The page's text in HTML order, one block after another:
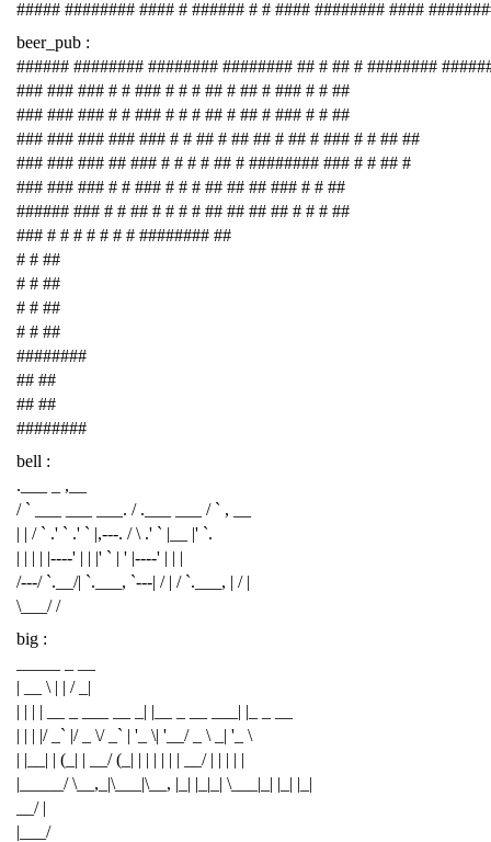
##### ######## #### # ###### # # #### ######## ####
beer_pub :
###### ######## ######## ######## ## # ## # ########
### ### ### # # ### # # # ## # ## # ### # # ##
### ### ### # # ### # # # ## # ## # ### # # ##
### ### ### ### ### # # ## # ## ## # ## # ### # # ## ##
### ### ### ## ### # # # # ## # ######## ### # # ## #
### ### ### # # ### # # # ## ## ## ### # # ##
###### ### # # ## # # # # ## ## ## ## # # # ##
### # # # # # # # ######## ##
# # ##
# # ##
# # ##
# # ##
########
## ##
## ##
########
bell :
.___ _ ,__
/ ` ___ ___ ___. / .___ ___ / ` , __
| | / ` .' ` .' ` |,---. / \ .' ` |__ |' `.
| | | | |----' | | |' ` | ' |----' | | |
/---/ `.__/| `.___, `---| / | / `.___, | / |
\___/ /
big :
| __ \ | | / _|
| | | | __ _ ___ __ _| |__ _ __ ___| |_ _ __
| | | |/ _` |/ _ \/ _` | '_ \| '__/ _ \ _| '_ \
| |__| | (_| | __/ (_| | | | | | | __/ | | | | |
|_____/ \__,_|\___|\__, |_| |_|_| \___|_| |_| |_|
__/ |
|___/